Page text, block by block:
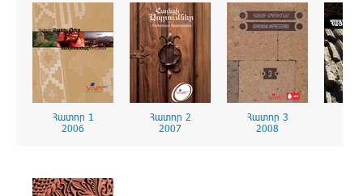
Հատոր 1
2006
Հատոր 2
2007
Հատոր 3
2008